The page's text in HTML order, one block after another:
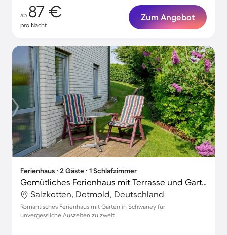
ab 87 €
pro Nacht
Zum Angebot
Ferienhaus ∙ 2 Gäste ∙ 1 Schlafzimmer
Gemütliches Ferienhaus mit Terrasse und Garten
Salzkotten, Detmold, Deutschland
Romantisches Ferienhaus mit Garten in Schwaney für
unvergessliche Auszeiten zu zweit